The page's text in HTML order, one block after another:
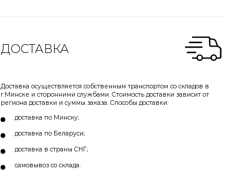
ДОСТАВКА
Доставка осуществляется собственным транспортом со складов в
г.Минске и сторонними службами. Стоимость доставки зависит от
региона доставки и суммы заказа. Способы доставки:
доставка по Минску;
доставка по Беларуси;
доставка в страны СНГ;
самовывоз со склада.